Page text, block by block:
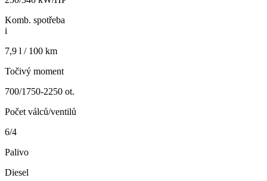
Komb. spotřeba
i
7,9 l / 100 km
Točivý moment
700/1750-2250 ot.
Počet válců/ventilů
6/4
Palivo
Diesel